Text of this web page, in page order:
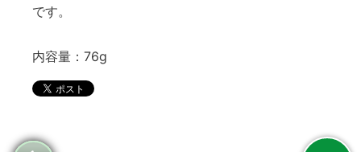
です。
内容量：76g